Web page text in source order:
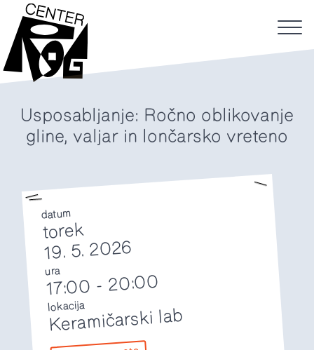
Usposabljanje: Ročno oblikovanje
gline, valjar in lončarsko vreteno
datum
torek
19. 5. 2026
ura
17:00 - 20:00
lokacija
Keramičarski lab